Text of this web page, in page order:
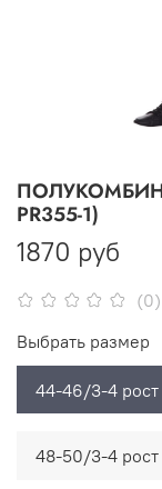
(0)
PR355-1)
1870 руб
Выбрать размер
44-46/3-4 рост
48-50/3-4 рост